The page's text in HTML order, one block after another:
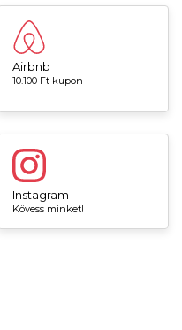
Airbnb
10.100 Ft kupon
Instagram
Kövess minket!